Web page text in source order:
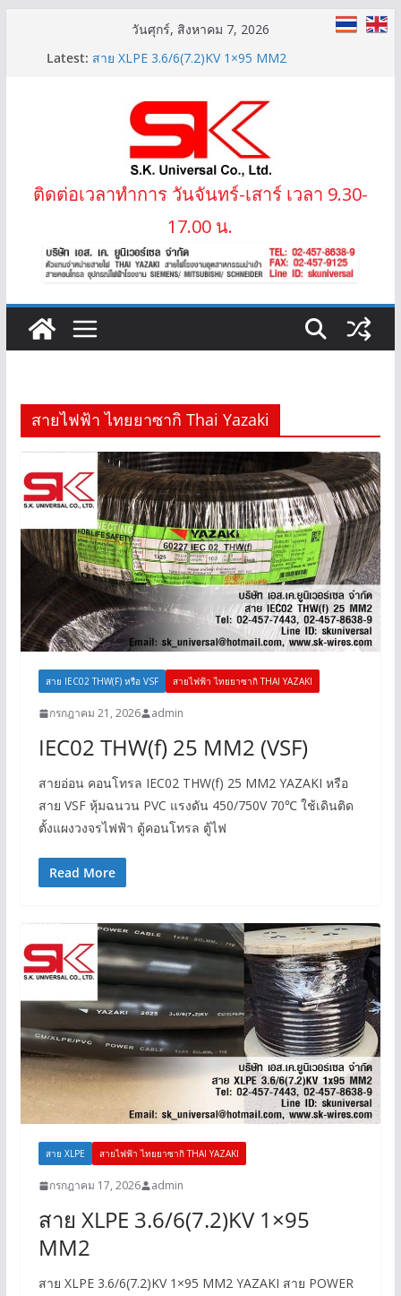
วันศุกร์, สิงหาคม 7, 2026
Latest: สาย XLPE 3.6/6(7.2)KV 1×95 MM2
LIFT-2S 20Gx1.5 MM2 สายไฟลิฟต์ สลิง 2 ข้าง
IEC02 THW(f) 25 MM2 (VSF)
ติดต่อเวลาทำการ วันจันทร์-เสาร์ เวลา 9.30-
17.00 น.
สายไฟฟ้า ไทยยาซากิ Thai Yazaki
สาย IEC02 THW(F) หรือ VSF สายไฟฟ้า ไทยยาซากิ THAI YAZAKI
กรกฎาคม 21, 2026 admin
IEC02 THW(f) 25 MM2 (VSF)
สายอ่อน คอนโทรล IEC02 THW(f) 25 MM2 YAZAKI หรือ
สาย VSF หุ้มฉนวน PVC แรงดัน 450/750V 70℃ ใช้เดินติด
ตั้งแผงวงจรไฟฟ้า ตู้คอนโทรล ตู้ไฟ
Read More
สาย XLPE สายไฟฟ้า ไทยยาซากิ THAI YAZAKI
กรกฎาคม 17, 2026 admin
สาย XLPE 3.6/6(7.2)KV 1×95
MM2
สาย XLPE 3.6/6(7.2)KV 1×95 MM2 YAZAKI สาย POWER